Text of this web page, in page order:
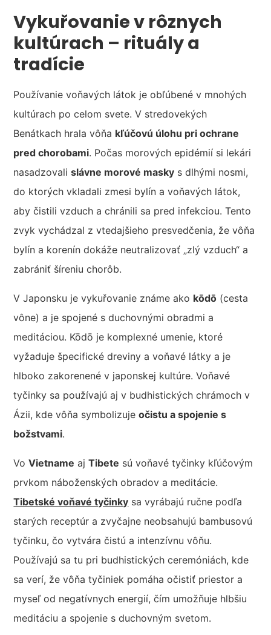
Vykuřovanie v rôznych
kultúrach – rituály a
tradície
Používanie voňavých látok je obľúbené v mnohých
kultúrach po celom svete. V stredovekých
Benátkach hrala vôňa kľúčovú úlohu pri ochrane
pred chorobami. Počas morových epidémií si lekári
nasadzovalislávne morové masky s dlhými nosmi,
do ktorých vkladali zmesi bylín a voňavých látok,
aby čistili vzduch a chránili sa pred infekciou. Tento
zvyk vychádzal z vtedajšieho presvedčenia, že vôňa
bylín a korenín dokáže neutralizovať „zlý vzduch“ a
zabrániť šíreniu chorôb.
V Japonsku je vykuřovanie známe ako kōdō (cesta
vône) a je spojené s duchovnými obradmi a
meditáciou. Kōdō je komplexné umenie, ktoré
vyžaduje špecifické dreviny a voňavé látky a je
hlboko zakorenené v japonskej kultúre. Voňavé
tyčinky sa používajú aj v budhistických chrámoch v
Ázii, kde vôňa symbolizujeočistu a spojenie s
božstvami.
VoVietname ajTibete sú voňavé tyčinky kľúčovým
prvkom náboženských obradov a meditácie.
Tibetské voňavé tyčinky sa vyrábajú ručne podľa
starých receptúr a zvyčajne neobsahujú bambusovú
tyčinku, čo vytvára čistú a intenzívnu vôňu.
Používajú sa tu pri budhistických ceremóniách, kde
sa verí, že vôňa tyčiniek pomáha očistiť priestor a
myseľ od negatívnych energií, čím umožňuje hlbšiu
meditáciu a spojenie s duchovným svetom.